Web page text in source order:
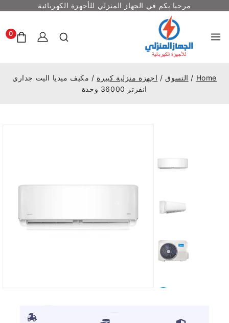
مرحبا بكم في الجهاز المنزلي للأجهزة الكهربائية
0
Home
/ التسوق / اجهزة منزلية كبيرة / مكيف ميديا اليت جداري
انفرتر 36000 وحدة